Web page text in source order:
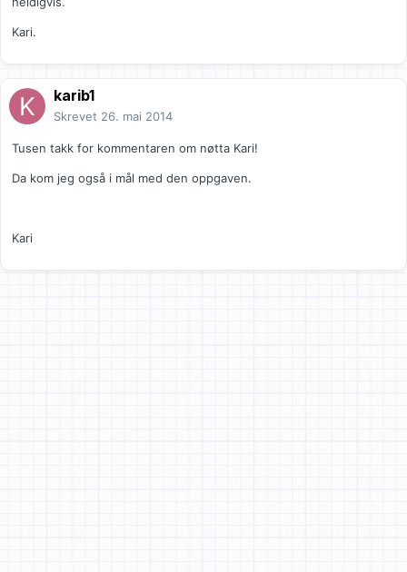
Kari.
karib1
Skrevet 26. mai 2014
Tusen takk for kommentaren om nøtta Kari!
Da kom jeg også i mål med den oppgaven.
Kari